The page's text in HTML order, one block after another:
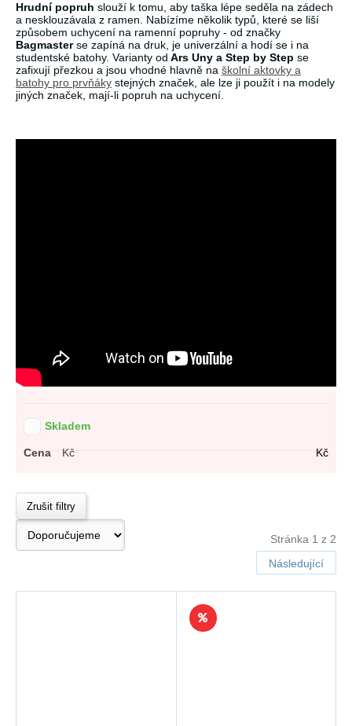
Hrudní popruh slouží k tomu, aby taška lépe seděla na zádech
a nesklouzávala z ramen. Nabízíme několik typů, které se liší
způsobem uchycení na ramenní popruhy - od značky
Bagmasterse zapíná na druk, je univerzální a hodí se i na
studentské batohy. Varianty od Ars Uny a Step by Step se
zafixují přezkou a jsou vhodné hlavně na školní aktovky a
batohy pro prvňáky stejných značek, ale lze ji použít i na modely
jiných značek, mají-li popruh na uchycení.
Skladem
Cena Kč Kč
Zrušit filtry
Stránka 1 z 2
Následující